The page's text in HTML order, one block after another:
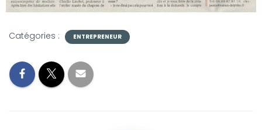
Catégories : ENTREPRENEUR